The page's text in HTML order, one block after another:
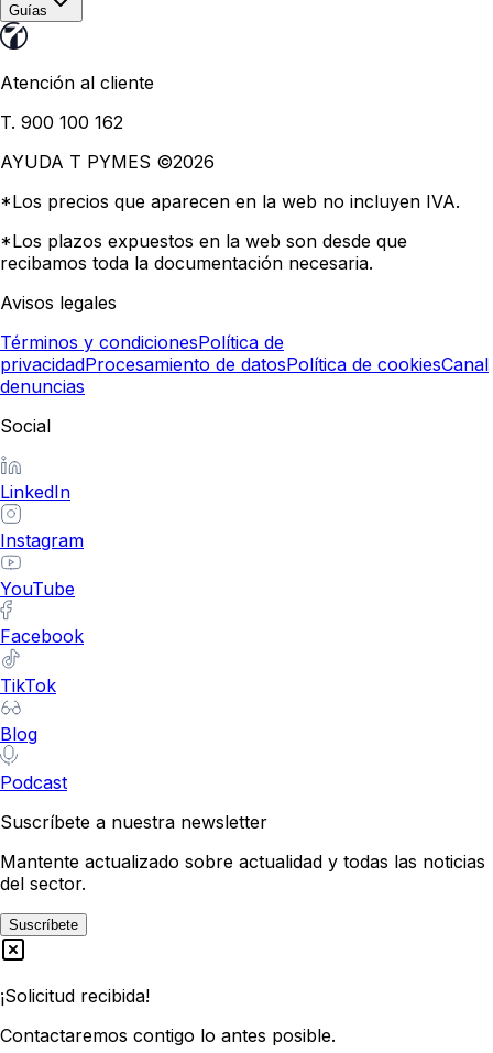
Guías
Atención al cliente
T. 900 100 162
AYUDA T PYMES ©2026
*Los precios que aparecen en la web no incluyen IVA.
*Los plazos expuestos en la web son desde que
recibamos toda la documentación necesaria.
Avisos legales
Términos y condicionesPolítica de
privacidadProcesamiento de datosPolítica de cookiesCanal
denuncias
Social
LinkedIn
Instagram
YouTube
Facebook
TikTok
Blog
Podcast
Suscríbete a nuestra newsletter
Mantente actualizado sobre actualidad y todas las noticias
del sector.
Suscríbete
¡Solicitud recibida!
Contactaremos contigo lo antes posible.